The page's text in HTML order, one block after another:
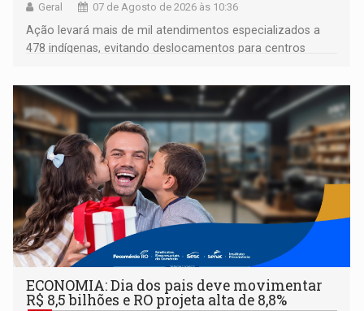
Geral 07 de Agosto de 2026 às 10:36
Ação levará mais de mil atendimentos especializados a
478 indígenas, evitando deslocamentos para centros
ECONOMIA: Dia dos pais deve movimentar
R$ 8,5 bilhões e RO projeta alta de 8,8%